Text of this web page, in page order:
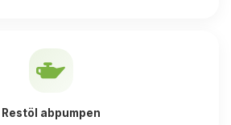
Restöl abpumpen